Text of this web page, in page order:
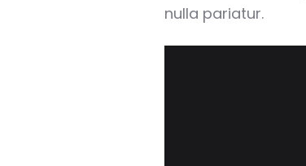
nulla pariatur.